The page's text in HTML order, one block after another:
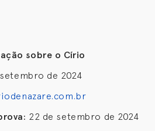
sobre o Círio
de 2024
22 de setembro de 2024